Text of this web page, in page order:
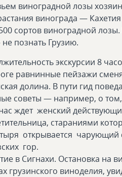
виноградной лозы
винограда —
сортов виноградной
не познать Грузию.
экскурсии 8
равнинные пейзажи
долина. В пути гид
советы — например, о
ждет женский
стараниями
открывается
гор.
в Сигнахи. Остановка на
грузинского виноделия,